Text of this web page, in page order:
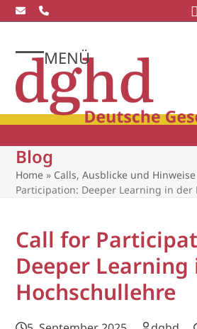
Skip
to
MENÜ
Open
mobile
menu
Close
mobile
menu
Blog
Home » Calls, Ausblicke und Hinweise
Participation: Deeper Learning in der
Call for
Deeper Learning
Hochschullehre